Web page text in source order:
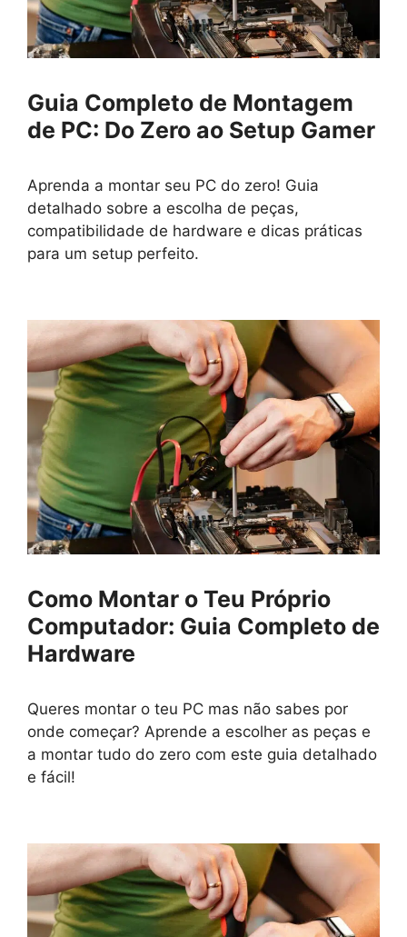
Guia Completo de Montagem
de PC: Do Zero ao Setup Gamer
Aprenda a montar seu PC do zero! Guia
detalhado sobre a escolha de peças,
compatibilidade de hardware e dicas práticas
para um setup perfeito.
Como Montar o Teu Próprio
Computador: Guia Completo de
Hardware
Queres montar o teu PC mas não sabes por
onde começar? Aprende a escolher as peças e
a montar tudo do zero com este guia detalhado
e fácil!